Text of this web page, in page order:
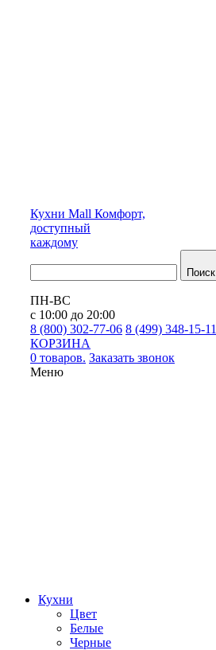
Кухни Mall Комфорт,
доступный
каждому
Поиск
ПН-ВС
с 10:00 до 20:00
8 (800) 302-77-06 8 (499) 348-15-11
КОРЗИНА
0 товаров. Заказать звонок
Меню
Кухни
Цвет
Белые
Черные